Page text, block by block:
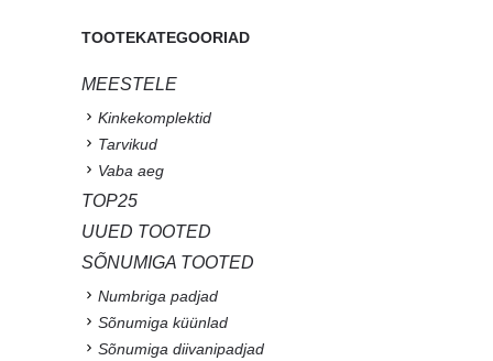
TOOTEKATEGOORIAD
MEESTELE
Kinkekomplektid
Tarvikud
Vaba aeg
TOP25
UUED TOOTED
SÕNUMIGA TOOTED
Numbriga padjad
Sõnumiga küünlad
Sõnumiga diivanipadjad